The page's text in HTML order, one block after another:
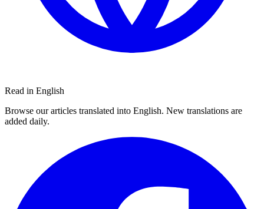
Read in English
Browse our articles translated into English. New translations are
added daily.